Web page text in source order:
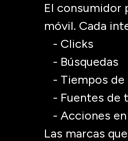
El consumidor
móvil. Cada
- Clicks
- Búsquedas
- Tiempos de
- Fuentes de
- Acciones
Las marcas